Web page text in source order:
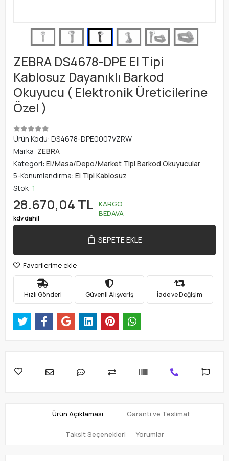
ZEBRA DS4678-DPE El Tipi
Kablosuz Dayanıklı Barkod
Okuyucu ( Elektronik Üreticilerine
Özel )
Ürün Kodu: DS4678-DPE0007VZRW
Marka: ZEBRA
Kategori: El/Masa/Depo/Market Tipi Barkod Okuyucular
5-Konumlandırma: El Tipi Kablosuz
Stok: 1
28.670,04 TL
kdv dahil
KARGO
BEDAVA
SEPETE EKLE
Favorilerime ekle
Hızlı Gönderi Güvenli Alışveriş İade ve Değişim
Ürün Açıklaması Garanti ve Teslimat
Taksit Seçenekleri Yorumlar